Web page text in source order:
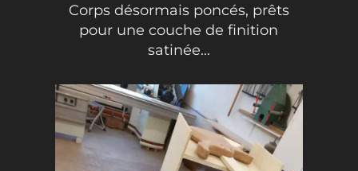
Corps désormais poncés, prêts
pour une couche de finition
satinée...